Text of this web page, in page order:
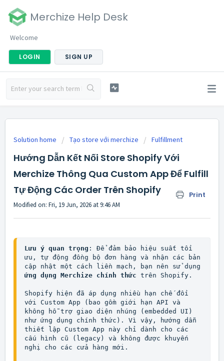
Merchize Help Desk
Welcome
LOGIN SIGN UP
Solution home Tạo store với merchize Fulfillment
Hướng Dẫn Kết Nối Store Shopify Với
Merchize Thông Qua Custom App Để Fulfill
Tự Động Các Order Trên Shopify
Print
Modified on: Fri, 19 Jun, 2026 at 9:46 AM
Lưu ý quan trọng : Để đảm bảo hiệu suất tối
ưu, tự động đồng bộ đơn hàng và nhận các bản
ứng dụng Merchize chính thức trên Shopify.
Shopify hiện đã áp dụng nhiều hạn chế đối
với Custom App (bao gồm giới hạn API và
không hỗ trợ giao diện nhúng (embedded UI)
như ứng dụng chính thức). Vì vậy, hướng dẫn
thiết lập Custom App này chỉ dành cho các
cấu hình cũ (legacy) và không được khuyến
nghị cho các cửa hàng mới.